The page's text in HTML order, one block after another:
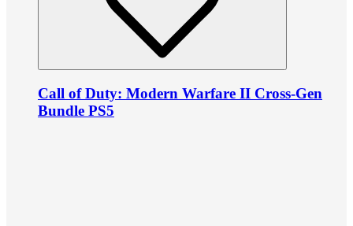
Call of Duty: Modern Warfare II Cross-Gen
Bundle PS5